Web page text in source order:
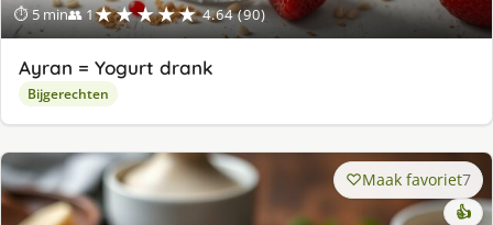
⏱ 5 min👥 1★★★★★ 4.64 (90)
Ayran = Yogurt drank
Bijgerechten
Maak favoriet7
👍